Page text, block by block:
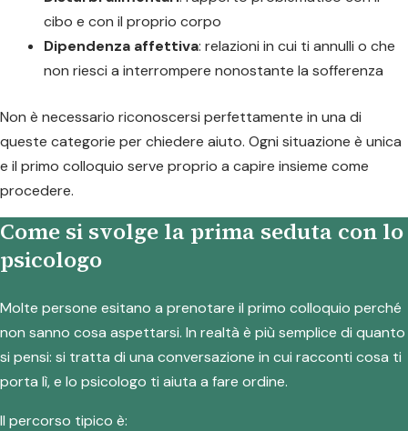
cibo e con il proprio corpo
Dipendenza affettiva: relazioni in cui ti annulli o che
non riesci a interrompere nonostante la sofferenza
Non è necessario riconoscersi perfettamente in una di
queste categorie per chiedere aiuto. Ogni situazione è unica
e il primo colloquio serve proprio a capire insieme come
procedere.
Come si svolge la prima seduta con lo
psicologo
Molte persone esitano a prenotare il primo colloquio perché
non sanno cosa aspettarsi. In realtà è più semplice di quanto
si pensi: si tratta di una conversazione in cui racconti cosa ti
porta lì, e lo psicologo ti aiuta a fare ordine.
Il percorso tipico è: